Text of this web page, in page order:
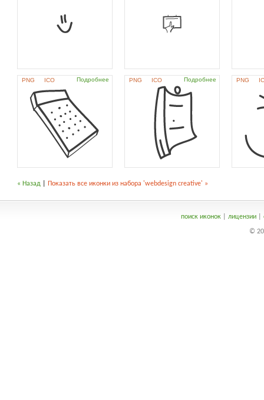
PNG ICO Подробнее PNG ICO Подробнее PNG
« Назад Показать все иконки из набора 'webdesign creative' »
поиск иконок| лицензии|
©